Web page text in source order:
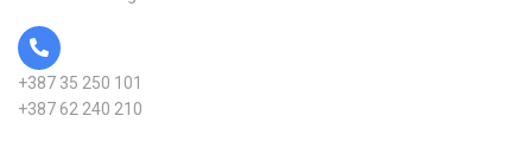
+387 35 250 101
+387 62 240 210